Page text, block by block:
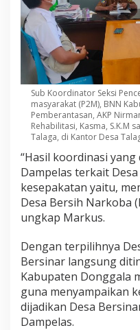
Sub Koordinator Seksi
masyarakat (P2M), BNN
Pemberantasan, AKP
Rehabilitasi, Kasma, S.K.M
Talaga, di Kantor Desa
“Hasil koordinasi
Dampelas terkait
kesepakatan yaitu,
Desa Bersih Narkoba
ungkap Markus.
Dengan terpilihnya
Bersinar langsung
Kabupaten Donggala
guna menyampaikan
dijadikan Desa
Dampelas.